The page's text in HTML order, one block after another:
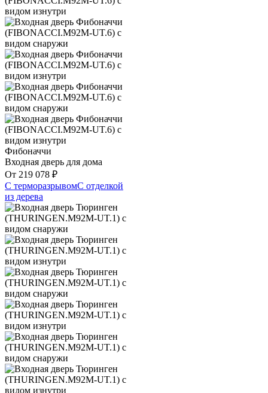
Фибоначчи
Входная дверь для дома
От 219 078 ₽
С терморазрывомС отделкой
из дерева